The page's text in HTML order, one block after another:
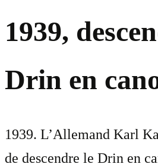
1939,
Drin en
1939. L’Allemand Karl
de descendre le Drin en